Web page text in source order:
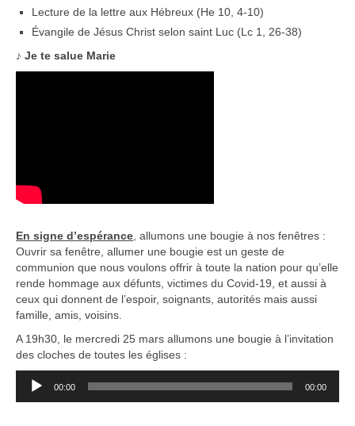
Lecture de la lettre aux Hébreux (He 10, 4-10)
Évangile de Jésus Christ selon saint Luc (Lc 1, 26-38)
♪ Je te salue Marie
En signe d’espérance , allumons une bougie à nos fenêtres :
Ouvrir sa fenêtre, allumer une bougie est un geste de
communion que nous voulons offrir à toute la nation pour qu’elle
rende hommage aux défunts, victimes du Covid-19, et aussi à
ceux qui donnent de l’espoir, soignants, autorités mais aussi
famille, amis, voisins.
A 19h30, le mercredi 25 mars allumons une bougie à l’invitation
des cloches de toutes les églises :
Lecteur
audio
00:00 00:00